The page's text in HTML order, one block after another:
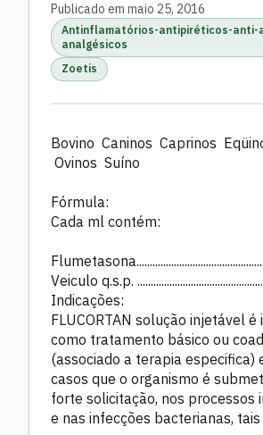
Publicado em maio 25, 2016
Antinflamatórios-antipiréticos-anti-
analgésicos
Zoetis
Bovino Caninos Caprinos
Ovinos Suíno
Fórmula:
Cada ml contém:
Veiculo q.s.p.
Indicações:
FLUCORTAN solução injetável é
como tratamento básico ou
(associado a terapia especifica)
casos que o organismo é
forte solicitação, nos processos
e nas infecções bacterianas, tais